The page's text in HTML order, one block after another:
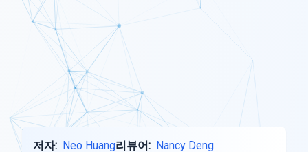
저자: Neo Huang리뷰어: Nancy Deng